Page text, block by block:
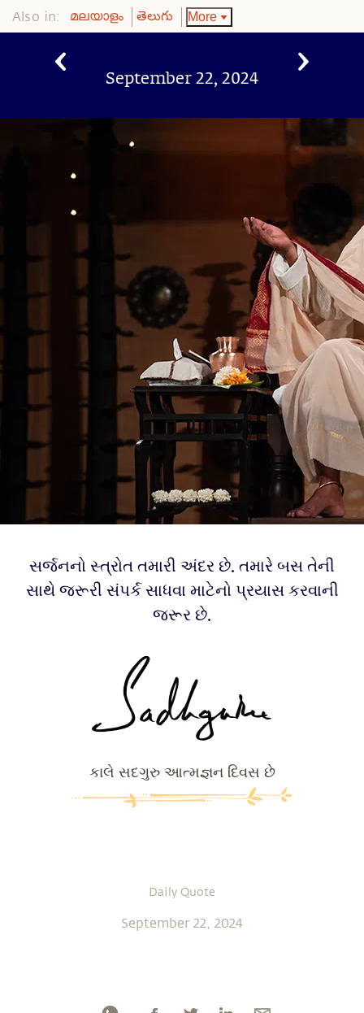
Also in: മലയാളം తెలుగు More
September 22, 2024
સર્જનનો સ્ત્રોત તમારી અંદર છે. તમારે બસ તેની
સાથે જરૂરી સંપર્ક સાધવા માટેનો પ્રયાસ કરવાની
જરૂર છે.
કાલે સદગુરુ આત્મજ્ઞન દિવસ છે
Daily Quote
September 22, 2024